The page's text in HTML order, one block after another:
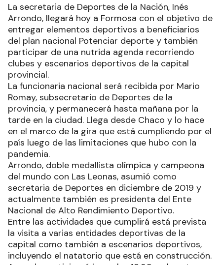
La secretaria de Deportes de la Nación, Inés
Arrondo, llegará hoy a Formosa con el objetivo de
entregar elementos deportivos a beneficiarios
del plan nacional Potenciar deporte y también
participar de una nutrida agenda recorriendo
clubes y escenarios deportivos de la capital
provincial.
La funcionaria nacional será recibida por Mario
Romay, subsecretario de Deportes de la
provincia, y permanecerá hasta mañana por la
tarde en la ciudad. Llega desde Chaco y lo hace
en el marco de la gira que está cumpliendo por el
país luego de las limitaciones que hubo con la
pandemia.
Arrondo, doble medallista olímpica y campeona
del mundo con Las Leonas, asumió como
secretaria de Deportes en diciembre de 2019 y
actualmente también es presidenta del Ente
Nacional de Alto Rendimiento Deportivo.
Entre las actividades que cumplirá está prevista
la visita a varias entidades deportivas de la
capital como también a escenarios deportivos,
incluyendo el natatorio que está en construcción.